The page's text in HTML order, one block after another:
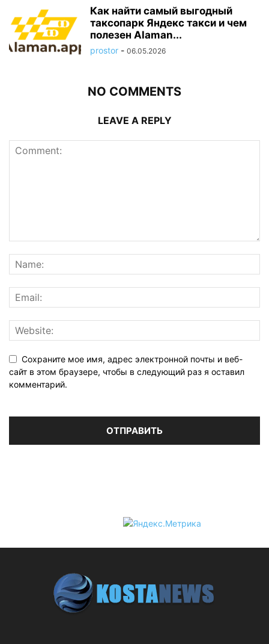
Как найти самый выгодный
таксопарк Яндекс такси и чем
полезен Alaman...
prostor - 06.05.2026
NO COMMENTS
LEAVE A REPLY
Сохраните мое имя, адрес электронной почты и веб-
сайт в этом браузере, чтобы в следующий раз я оставил
комментарий.